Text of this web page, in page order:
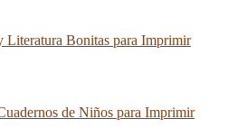
Literatura Bonitas para Imprimir
de Niños para Imprimir